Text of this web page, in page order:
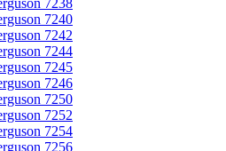
7238
7240
7242
7244
7245
7246
7250
7252
7254
7256